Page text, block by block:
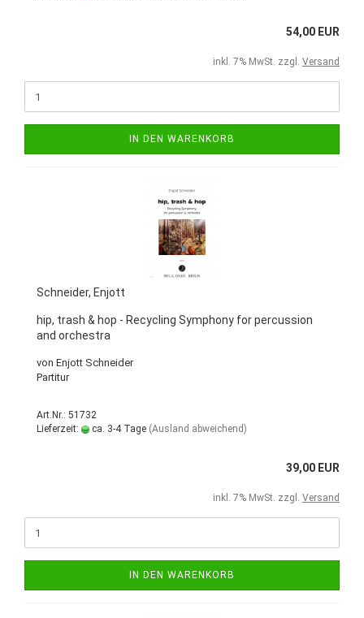
54,00 EUR
inkl. 7% MwSt. zzgl. Versand
IN DEN WARENKORB
Schneider, Enjott
hip, trash & hop - Recycling Symphony for percussion
and orchestra
von Enjott Schneider
Partitur
Art.Nr.: 51732
Lieferzeit:
ca. 3-4 Tage (Ausland abweichend)
39,00 EUR
inkl. 7% MwSt. zzgl. Versand
IN DEN WARENKORB